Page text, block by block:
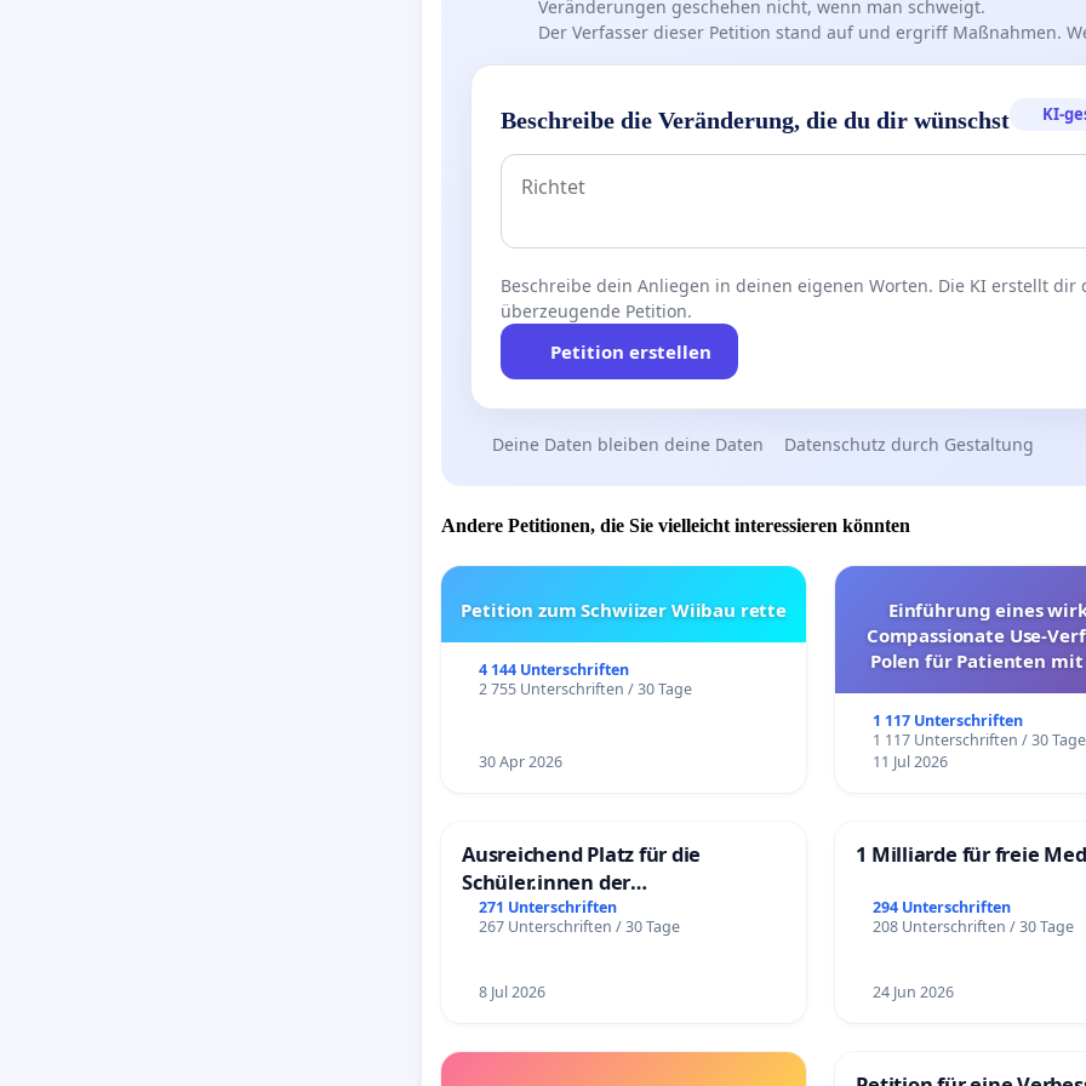
Veränderungen geschehen nicht, wenn man schweigt.
Der Verfasser dieser Petition stand auf und ergriff Maßnahmen.
Beschreibe die Veränderung, die du dir wünschst KI-
Beschreibe dein Anliegen in deinen eigenen Worten. Die KI erstellt dir
überzeugende Petition.
Petition erstellen
Deine Daten bleiben deine Daten Datenschutz durch Gestaltung
Andere Petitionen, die Sie vielleicht interessieren könnten
Petition zum Schwiizer Wiibau rette
4 144 Unterschriften
2 755 Unterschriften / 30 Tage
30 Apr 2026
Einführung eines
Compassionate Use-
Polen für Patienten
1 117 Unterschriften
1 117 Unterschriften / 30 Tage
11 Jul 2026
Ausreichend Platz für die
Schüler.innen der
Schönbergschule
271 Unterschriften
267 Unterschriften / 30 Tage
8 Jul 2026
1 Milliarde für freie
294 Unterschriften
208 Unterschriften / 30 Tage
24 Jun 2026